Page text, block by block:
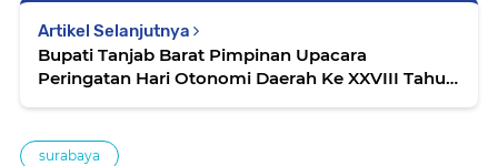
Artikel Selanjutnya
Bupati Tanjab Barat Pimpinan Upacara
Peringatan Hari Otonomi Daerah Ke XXVIII Tahun
surabaya